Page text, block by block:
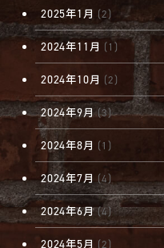
2025年1月 (2)
2024年11月 (1)
2024年10月 (2)
2024年9月(3)
2024年8月 (1)
2024年7月 (4)
2024年6月(4)
2024年5月 (2)